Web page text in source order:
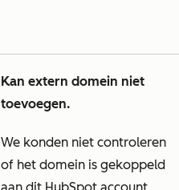
Kan extern domein niet
toevoegen.
We konden niet controleren
of het domein is gekoppeld